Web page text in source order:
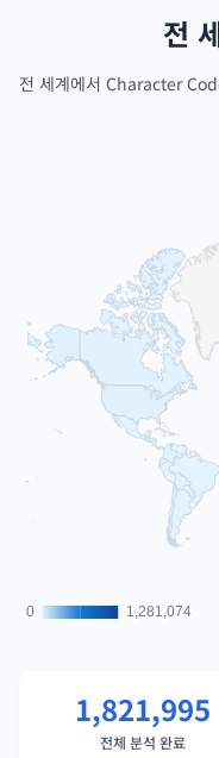
전
전 세계에서 Character
0
0 1,281,074
1,281,074
1,821,995
전체 분석 완료